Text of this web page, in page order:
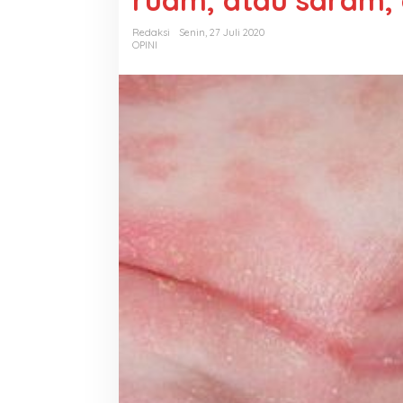
Redaksi
Senin, 27 Juli 2020
OPINI